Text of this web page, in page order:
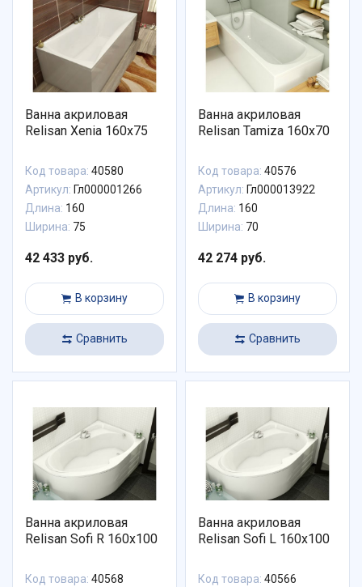
Ванна акриловая
Relisan Xenia 160x75
Код товара: 40580
Артикул: Гл000001266
Длина: 160
Ширина: 75
42 433 руб.
В корзину
Сравнить
Ванна акриловая
Relisan Tamiza 160x70
Код товара: 40576
Артикул: Гл000013922
Длина: 160
Ширина: 70
42 274 руб.
В корзину
Сравнить
Ванна акриловая
Relisan Sofi R 160x100
Код товара: 40568
Ванна акриловая
Relisan Sofi L 160x100
Код товара: 40566